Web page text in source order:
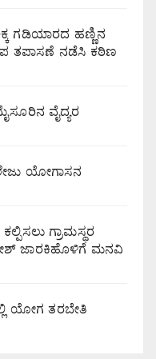
ಗಡಿಯಾರದ ಹಣ್ಣಿನ
ತಪಾಸಣೆ ನಡೆಸಿ ಕಠಿಣ
ವೈದ್ಯರ
ಯೋಗಾಸನ
ಗ್ರಾಮಸ್ಥರ
ಜಾರಕಿಹೊಳಿಗೆ ಮನವಿ
ಯೋಗ ತರಬೇತಿ